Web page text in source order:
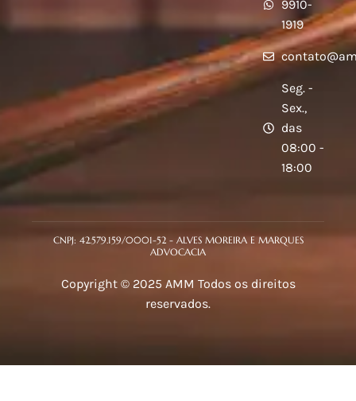
9910-
1919
Seg. -
Sex.,
das
08:00 -
18:00
CNPJ: 42.579.159/0001-52 - ALVES MOREIRA E MARQUES
ADVOCACIA
Copyright © 2025 AMM Todos os direitos
reservados.